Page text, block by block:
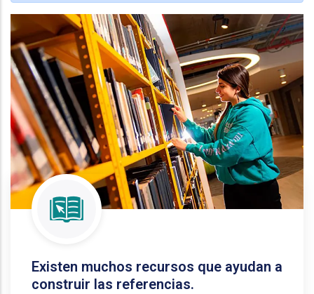
Existen muchos recursos que ayudan a
construir las referencias.